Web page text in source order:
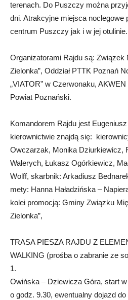
terenach. Do Puszczy można
dni. Atrakcyjne miejsca noclegowe
centrum Puszczy jak i w jej otulinie.
Organizatorami Rajdu są: Związek
Zielonka”, Oddział PTTK Poznań
„VIATOR” w Czerwonaku,
Powiat Poznański.
Komandorem Rajdu jest
kierownictwie znajdą się:
Owczarzak, Monika Dziurkiewicz,
Walerych, Łukasz Ogórkiewicz,
Wolff, skarbnik: Arkadiusz
mety: Hanna Haładzińska –
kolei promocją: Gminy Związku
Zielonka”,
TRASA PIESZA RAJDU Z
WALKING (prośba o zabranie ze
1.
Owińska – Dziewicza Góra, start
o godz. 9.30, ewentualny dojazd